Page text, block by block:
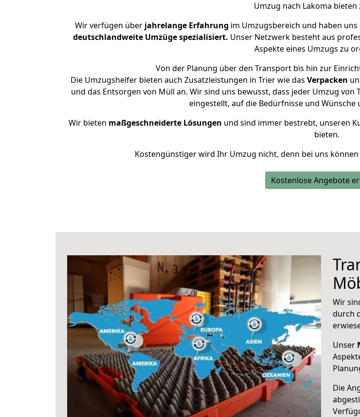
Umzug nach Lakoma bieten
Wir verfügen über jahrelange Erfahrung im Umzugsbereich und haben
deutschlandweite Umzüge spezialisiert. Unser Netzwerk besteht aus
Aspekte eines Umzugs zu
Von der Planung über den Transport bis hin zur
Die Umzugshelfer bieten auch Zusatzleistungen in Trier wie das Verpacken
und das Entsorgen von Müll an. Wir sind uns bewusst, dass jeder Umzug
eingestellt, auf die Bedürfnisse und Wünsche
Wir bieten maßgeschneiderte Lösungen und sind immer bestrebt, unseren
bieten.
Kostengünstiger wird Ihr Umzug nicht, denn bei uns können
Kostenlose Angebote
Wir
durch
Unser
Die